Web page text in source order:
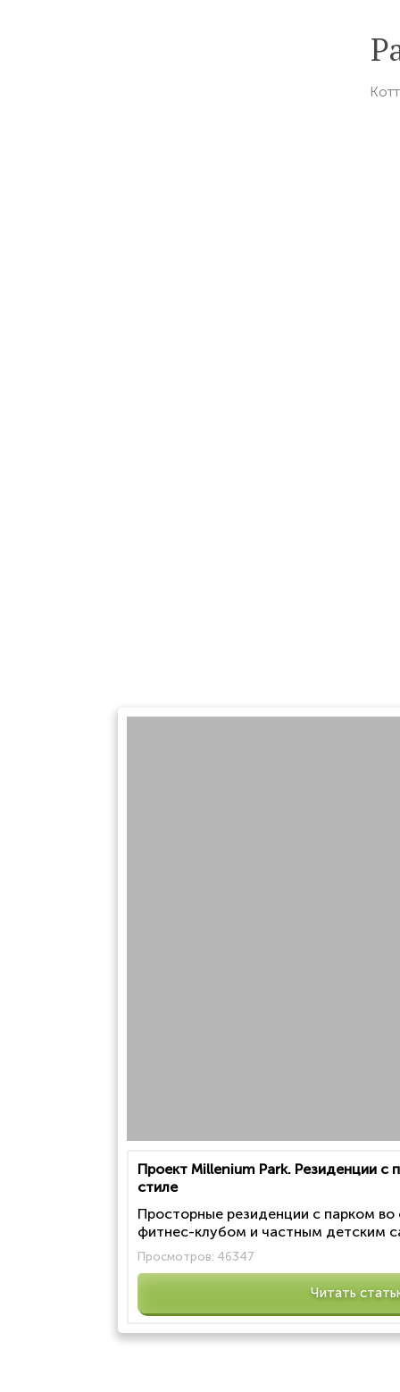
Проект Millenium Park. Резиденции с
стиле
Просторные резиденции с парком
фитнес-клубом и частным детским
Просмотров: 46347
Читать